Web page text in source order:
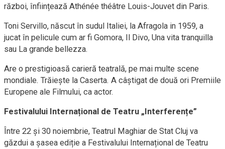
război, înființează Athénée théâtre Louis-Jouvet din Paris.
Toni Servillo, născut în sudul Italiei, la Afragola in 1959, a
jucat în pelicule cum ar fi Gomora, Il Divo, Una vita tranquilla
sau La grande bellezza.
Are o prestigioasă carieră teatrală, pe mai multe scene
mondiale. Trăiește la Caserta. A câștigat de două ori Premiile
Europene ale Filmului, ca actor.
Festivalului Internațional de Teatru „Interferențe”
Între 22 și 30 noiembrie, Teatrul Maghiar de Stat Cluj va
găzdui a șasea ediție a Festivalului Internațional de Teatru